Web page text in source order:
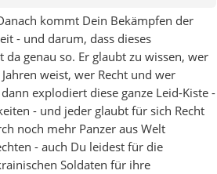
kommt Dein Bekämpfen der
- und darum, dass dieses
genau so. Er glaubt zu wissen, wer
weist, wer Recht und wer
explodiert diese ganze Leid-Kiste -
- und jeder glaubt für sich Recht
noch mehr Panzer aus Welt
- auch Du leidest für die
Soldaten für ihre